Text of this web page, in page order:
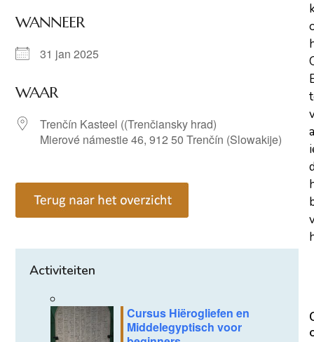
WANNEER
31 jan 2025
WAAR
Trenčín Kasteel ((Trenčiansky hrad)
Mierové námestie 46, 912 50 Trenčín (Slowakije)
Activiteiten
Cursus Hiërogliefen en
Middelegyptisch voor